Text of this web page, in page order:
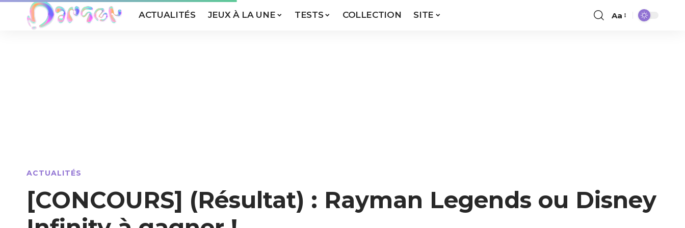
ACTUALITÉS JEUX À LA UNE TESTS COLLECTION SITE Aa
ACTUALITÉS
[CONCOURS] (Résultat) : Rayman Legends ou Disney